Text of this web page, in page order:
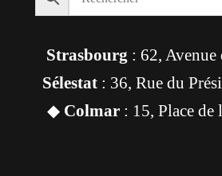
Strasbourg : 62, Avenue
Sélestat : 36, Rue du
◆ Colmar: 15, Place de